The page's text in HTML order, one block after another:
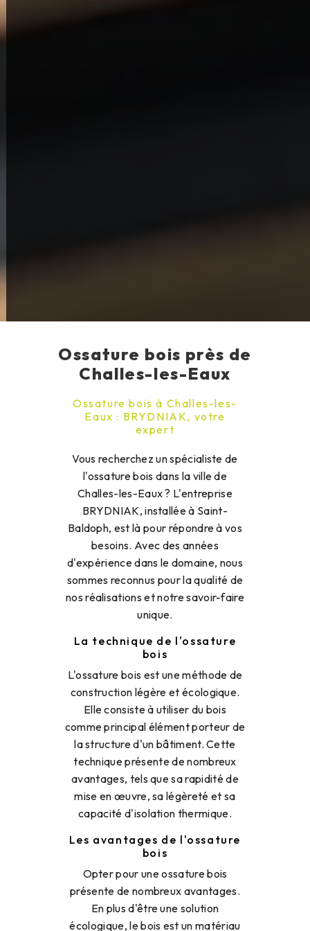
Ossature bois près de
Challes-les-Eaux
Ossature bois à Challes-les-
Eaux : BRYDNIAK, votre
expert
Vous recherchez un spécialiste de
l'ossature bois dans la ville de
Challes-les-Eaux ? L'entreprise
BRYDNIAK, installée à Saint-
Baldoph, est là pour répondre à vos
besoins. Avec des années
d'expérience dans le domaine, nous
sommes reconnus pour la qualité de
nos réalisations et notre savoir-faire
unique.
La technique de l'ossature
bois
L'ossature bois est une méthode de
construction légère et écologique.
Elle consiste à utiliser du bois
comme principal élément porteur de
la structure d'un bâtiment. Cette
technique présente de nombreux
avantages, tels que sa rapidité de
mise en œuvre, sa légèreté et sa
capacité d'isolation thermique.
Les avantages de l'ossature
bois
Opter pour une ossature bois
présente de nombreux avantages.
En plus d'être une solution
écologique, le bois est un matériau